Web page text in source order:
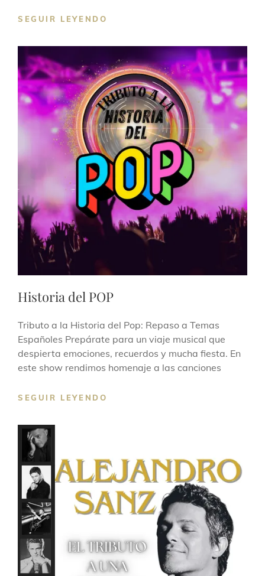
SEGUIR LEYENDO
Historia del POP
Tributo a la Historia del Pop: Repaso a Temas
Españoles Prepárate para un viaje musical que
despierta emociones, recuerdos y mucha fiesta. En
este show rendimos homenaje a las canciones
SEGUIR LEYENDO